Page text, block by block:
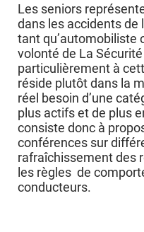
Les seniors
dans les accidents de
tant qu’automobiliste
volonté de La
particulièrement à
réside plutôt dans la
réel besoin d’une
plus actifs et de plus
consiste donc à
conférences sur
rafraîchissement des
les règles de
conducteurs.